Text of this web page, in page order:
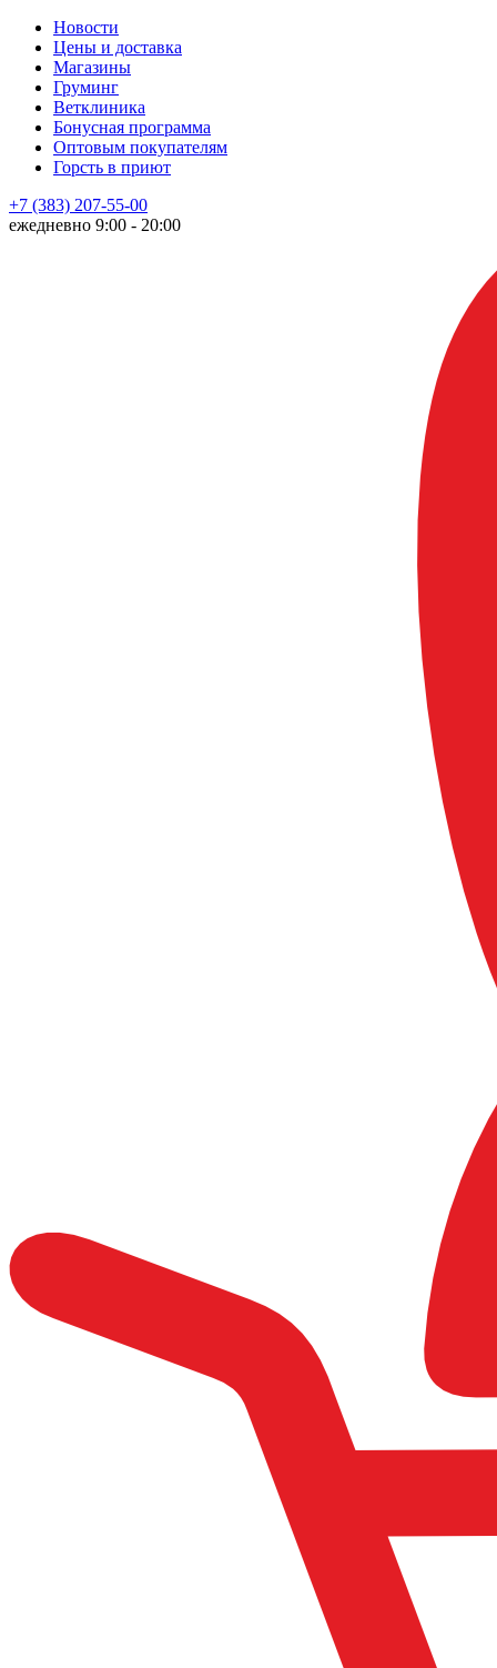
Новости
Цены и доставка
Магазины
Груминг
Ветклиника
Бонусная программа
Оптовым покупателям
Горсть в приют
+7 (383) 207-55-00
ежедневно 9:00 - 20:00